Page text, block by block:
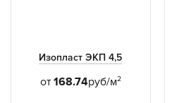
Изопласт ЭКП 4,5
от 168.74руб/м2